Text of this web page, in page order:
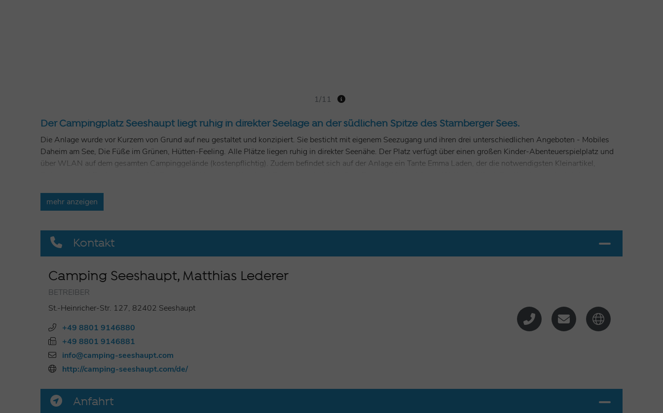
1/11
Der Campingplatz Seeshaupt liegt ruhig in direkter Seelage an der südlichen Spitze des Starnberger Sees.
Die Anlage wurde vor Kurzem von Grund auf neu gestaltet und konzipiert. Sie besticht mit eigenem Seezugang und ihren drei unterschiedlichen Angeboten - Mobiles
Daheim am See, Die Füße im Grünen, Hütten-Feeling. Alle Plätze liegen ruhig in direkter Seenähe. Der Platz verfügt über einen großen Kinder-Abenteuerspielplatz und
über WLAN auf dem gesamten Campinggelände (kostenpflichtig). Zudem befindet sich auf der Anlage ein Tante Emma Laden, der die notwendigsten Kleinartikel,
Mobiles Daheim am See:
Hütten-Feeling:6 gemütliche, sehr helle Schlafhütten mit kleiner Veranda, Kühlschrank, Geschirr, Bettzeug und Kochmöglichkeiten im Haupthaus, 3 Hütten für 2
Personen & 3 Hütten für bis zu 4 Personen
Öffnungszeiten:1. April bis 14. Oktober (Kiosk geöffnet bei schönem Wetter)
Ausstattung: Waschräume, Duschen € 0,50, WC, Behinderten-Sanitärraum, Waschmaschinen- und Trockenmünzautomat, direkter Seezugang, Kinderspielplatz
mehr anzeigen
Kontakt
Camping Seeshaupt, Matthias Lederer
BETREIBER
St.-Heinricher-Str. 127, 82402 Seeshaupt
+49 8801 9146880
+49 8801 9146881
info@camping-seeshaupt.com
http://camping-seeshaupt.com/de/
Anfahrt